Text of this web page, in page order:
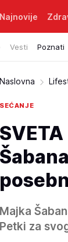
Najnovije
Vesti Poznati
Naslovna
SEĆANJE
Majka
Petki za